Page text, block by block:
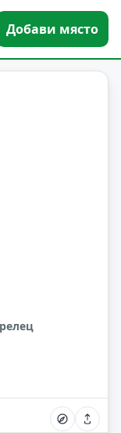
Добави място